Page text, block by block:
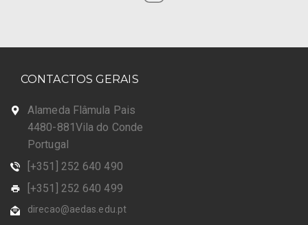
CONTACTOS GERAIS
Alameda Flâmula Pais
4480-881Vila do Conde
Portugal
[+351] 252 640 490
[+351] 252 640 499
direcao@aedas.edu.pt